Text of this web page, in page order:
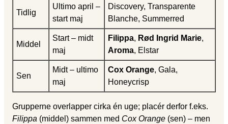
Tidlig
Ultimo april –
start maj
Discovery, Transparente
Blanche, Summerred
Middel
Start – midt
maj
Filippa, Rød Ingrid Marie,
Aroma, Elstar
Sen
Midt – ultimo
maj
Cox Orange, Gala,
Honeycrisp
Grupperne overlapper cirka én uge; placér derfor f.eks.
Filippa (middel) sammen med Cox Orange (sen) – men